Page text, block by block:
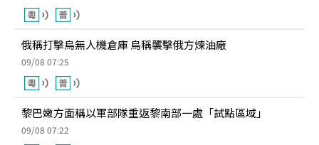
俄稱打擊烏無人機倉庫 烏稱襲擊俄方煉油廠
09/08 07:25
黎巴嫩方面稱以軍部隊重返黎南部一處「試點區域」
09/08 07:22